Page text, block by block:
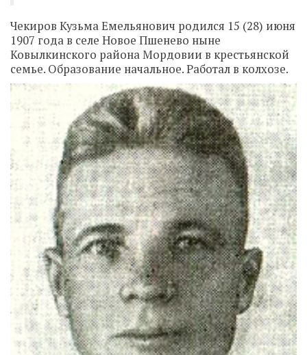
Чекиров Кузьма Емельянович родился 15 (28) июня
1907 года в селе Новое Пшенево ныне
Ковылкинского района Мордовии в крестьянской
семье. Образование начальное. Работал в колхозе.